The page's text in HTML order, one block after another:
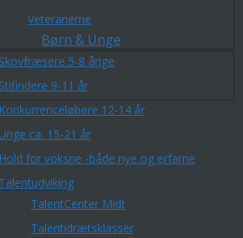
Veteranerne
Børn & Unge
Skovfræsere 5-8 årige
Stifindere 9-11 år
Konkurrenceløbere 12-14 år
Unge ca. 15-21 år
Hold for voksne -både nye og erfarne
Talentudviking
TalentCenter Midt
Talentidrætsklasser